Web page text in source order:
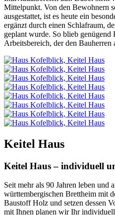
Mittelpunkt. Von den Bewohnern
ausgestattet, ist es heute ein
ergänzt durch einen Schlafraum,
geplant wurde. So blieb genügend
Arbeitsbereich, der den
Keitel Haus
Keitel Haus – individuell
Seit mehr als 90 Jahren leben
württembergischen Brettheim mit
Baustoff Holz und setzen dessen
mit Ihnen planen wir Ihr